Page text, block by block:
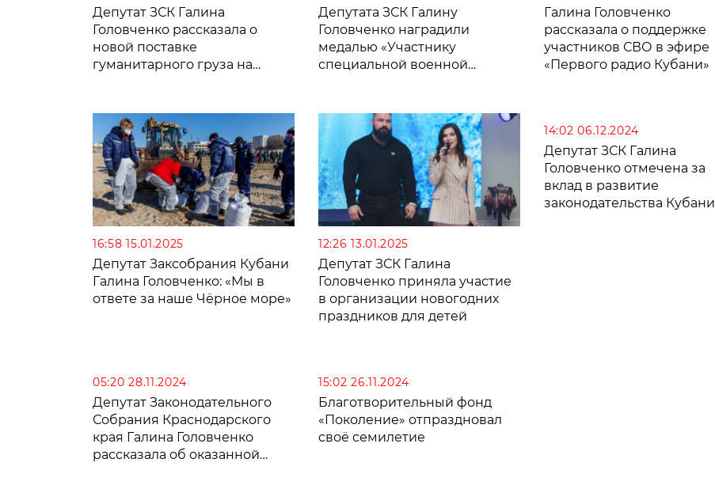
Депутат ЗСК Галина
Головченко рассказала о
новой поставке
гуманитарного груза на
Депутата ЗСК Галину
Головченко наградили
медалью «Участнику
специальной военной
Галина Головченко
рассказала о поддержке
участников СВО в эфире
«Первого радио Кубани»
16:58 15.01.2025
Депутат Заксобрания Кубани
Галина Головченко: «Мы в
ответе за наше Чёрное море»
12:26 13.01.2025
Депутат ЗСК Галина
Головченко приняла участие
в организации новогодних
праздников для детей
14:02 06.12.2024
Депутат ЗСК Галина
Головченко отмечена за
вклад в развитие
законодательства Кубани
05:20 28.11.2024
Депутат Законодательного
Собрания Краснодарского
края Галина Головченко
рассказала об оказанной
15:02 26.11.2024
Благотворительный фонд
«Поколение» отпраздновал
своё семилетие